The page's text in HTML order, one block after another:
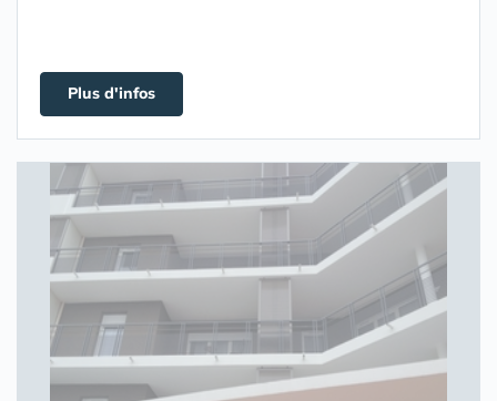
Plus d'infos